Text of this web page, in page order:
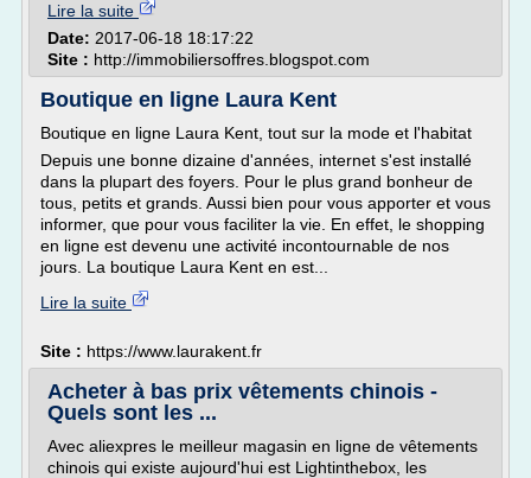
Lire la suite
Date: 2017-06-18 18:17:22
Site : http://immobiliersoffres.blogspot.com
Boutique en ligne Laura Kent
Boutique en ligne Laura Kent, tout sur la mode et l'habitat
Depuis une bonne dizaine d'années, internet s'est installé
dans la plupart des foyers. Pour le plus grand bonheur de
tous, petits et grands. Aussi bien pour vous apporter et vous
informer, que pour vous faciliter la vie. En effet, le shopping
en ligne est devenu une activité incontournable de nos
jours. La boutique Laura Kent en est...
Lire la suite
Site : https://www.laurakent.fr
Acheter à bas prix vêtements chinois -
Quels sont les ...
Avec aliexpres le meilleur magasin en ligne de vêtements
chinois qui existe aujourd'hui est Lightinthebox, les